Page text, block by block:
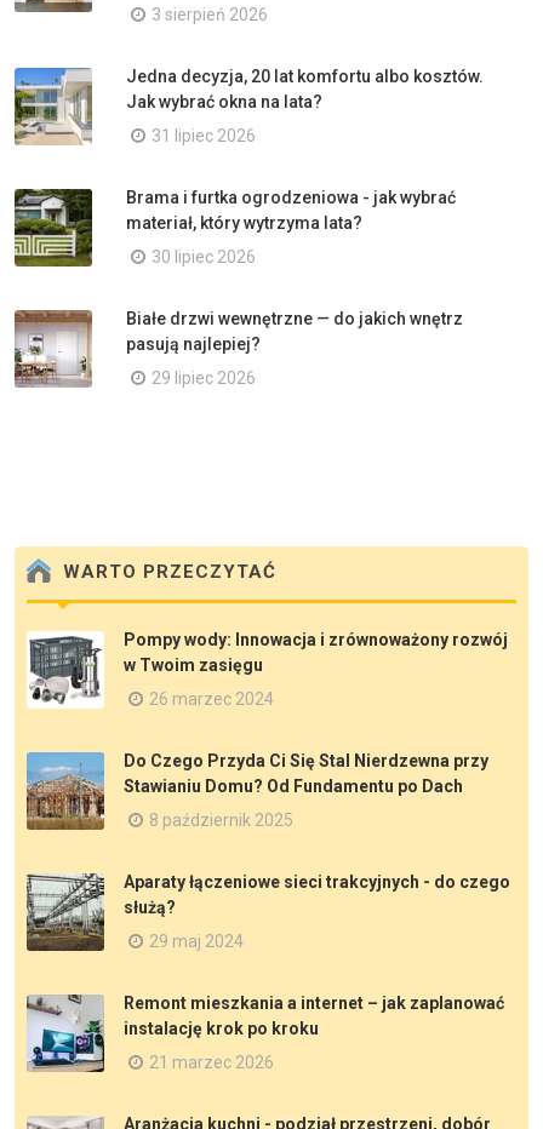
3 sierpień 2026
Jedna decyzja, 20 lat komfortu albo kosztów.
Jak wybrać okna na lata?
31 lipiec 2026
Brama i furtka ogrodzeniowa - jak wybrać
materiał, który wytrzyma lata?
30 lipiec 2026
Białe drzwi wewnętrzne — do jakich wnętrz
pasują najlepiej?
29 lipiec 2026
WARTO PRZECZYTAĆ
Pompy wody: Innowacja i zrównoważony rozwój
w Twoim zasięgu
26 marzec 2024
Do Czego Przyda Ci Się Stal Nierdzewna przy
Stawianiu Domu? Od Fundamentu po Dach
8 październik 2025
Aparaty łączeniowe sieci trakcyjnych - do czego
służą?
29 maj 2024
Remont mieszkania a internet – jak zaplanować
instalację krok po kroku
21 marzec 2026
Aranżacja kuchni - podział przestrzeni, dobór